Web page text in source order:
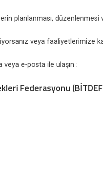
planlanması,
veya faaliyetlerimize
veya e-posta ile ulaşın :
Federasyonu